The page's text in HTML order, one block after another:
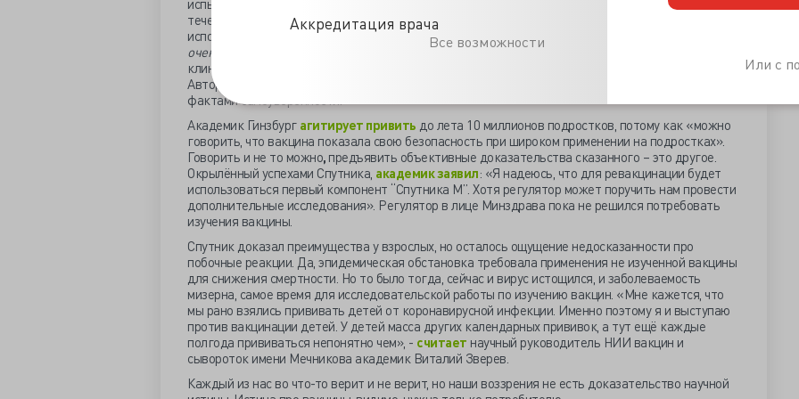
Аккредитация врача
Все возможности
Или с
испытывать при ничему не угрожающем заболевании, когда смертность нулевая и тяжёлое
течение – раритет, удивляет, что КовиВакнамерены использовать с 3 лет. «У нас будет
использована
одна и та же вакцина для взрослых, и для детей
очень высокий профиль безопасности
». Гуманно начать испытания с детьми, провалив
клинические испытания со взрослыми и опубликовав лишь данные о доклинической фазе.
Авторам фармацевтического продукта не отказать в здоровом цинизме и не подтверждаемой
фактами самоуверенности.
Академик Гинзбург агитирует привить до лета 10 миллионов подростков, потому как «можно
говорить, что вакцина показала свою безопасность при широком применении на подростках».
Говорить и не то можно, предъявить объективные доказательства сказанного – это другое.
Окрылённый успехами Спутника, академик заявил: «Я надеюсь, что для ревакцинации будет
использоваться первый компонент “Спутника М”. Хотя регулятор может поручить нам провести
дополнительные исследования». Регулятор в лице Минздрава пока не решился потребовать
изучения вакцины.
Спутник доказал преимущества у взрослых, но осталось ощущение недосказанности про
побочные реакции. Да, эпидемическая обстановка требовала применения не изученной вакцины
для снижения смертности. Но то было тогда, сейчас и вирус истощился, и заболеваемость
мизерна, самое время для исследовательской работы по изучению вакцин. «Мне кажется, что
мы рано взялись прививать детей от коронавирусной инфекции. Именно поэтому я и выступаю
против вакцинации детей. У детей масса других календарных прививок, а тут ещё каждые
полгода прививаться непонятно чем», - считает научный руководитель НИИ вакцин и
сывороток имени Мечникова академик Виталий Зверев.
Каждый из нас во что-то верит и не верит, но наши воззрения не есть доказательство научной